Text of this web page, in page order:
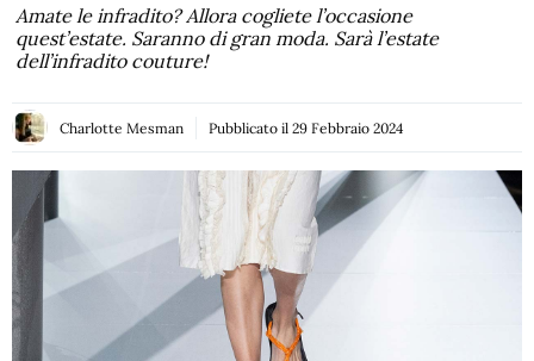
Amate le infradito? Allora cogliete l’occasione
quest’estate. Saranno di gran moda. Sarà l’estate
dell’infradito couture!
Charlotte Mesman Pubblicato il 29 Febbraio 2024